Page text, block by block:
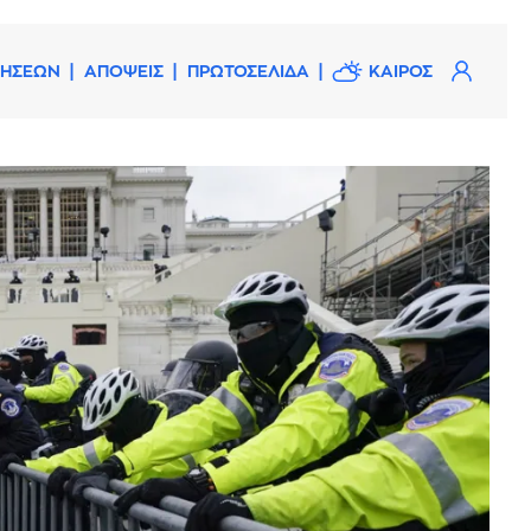
ΑΠΟΨΕΙΣ ΠΡΩΤΟΣΕΛΙΔΑ ΚΑΙΡΟΣ